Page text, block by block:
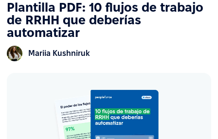
Plantilla PDF: 10 flujos de trabajo
de RRHH que deberías
automatizar
Mariia Kushniruk